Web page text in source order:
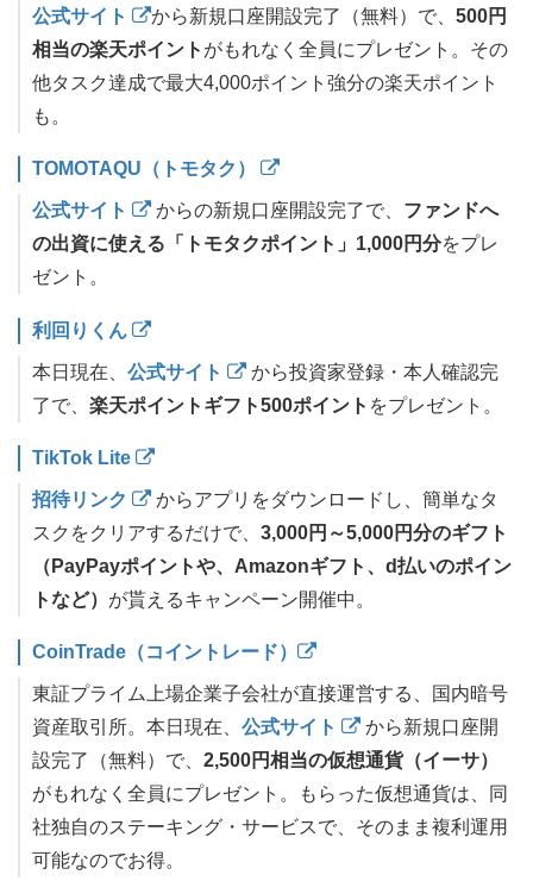
公式サイト から新規口座開設完了（無料）で、 500円
相当の楽天ポイント がもれなく全員にプレゼント。その
他タスク達成で最大4,000ポイント強分の楽天ポイント
も。
TOMOTAQU（トモタク）
公式サイト からの新規口座開設完了で、 ファンドへ
の出資に使える「トモタクポイント」1,000円分をプレ
ゼント。
利回りくん
本日現在、 公式サイト
から投資家登録・本人確認完
了で、 楽天ポイントギフト500ポイント をプレゼント。
TikTok Lite
招待リンク
からアプリをダウンロードし、簡単なタ
スクをクリアするだけで、 3,000円～5,000円分のギフト
（PayPayポイントや、Amazonギフト、d払いのポイン
トなど） が貰えるキャンペーン開催中。
CoinTrade（コイントレード）
東証プライム上場企業子会社が直接運営する、国内暗号
資産取引所。本日現在、 公式サイト
から新規口座開
設完了（無料）で、 2,500円相当の仮想通貨（イーサ）
がもれなく全員にプレゼント。もらった仮想通貨は、同
社独自のステーキング・サービスで、そのまま複利運用
可能なのでお得。